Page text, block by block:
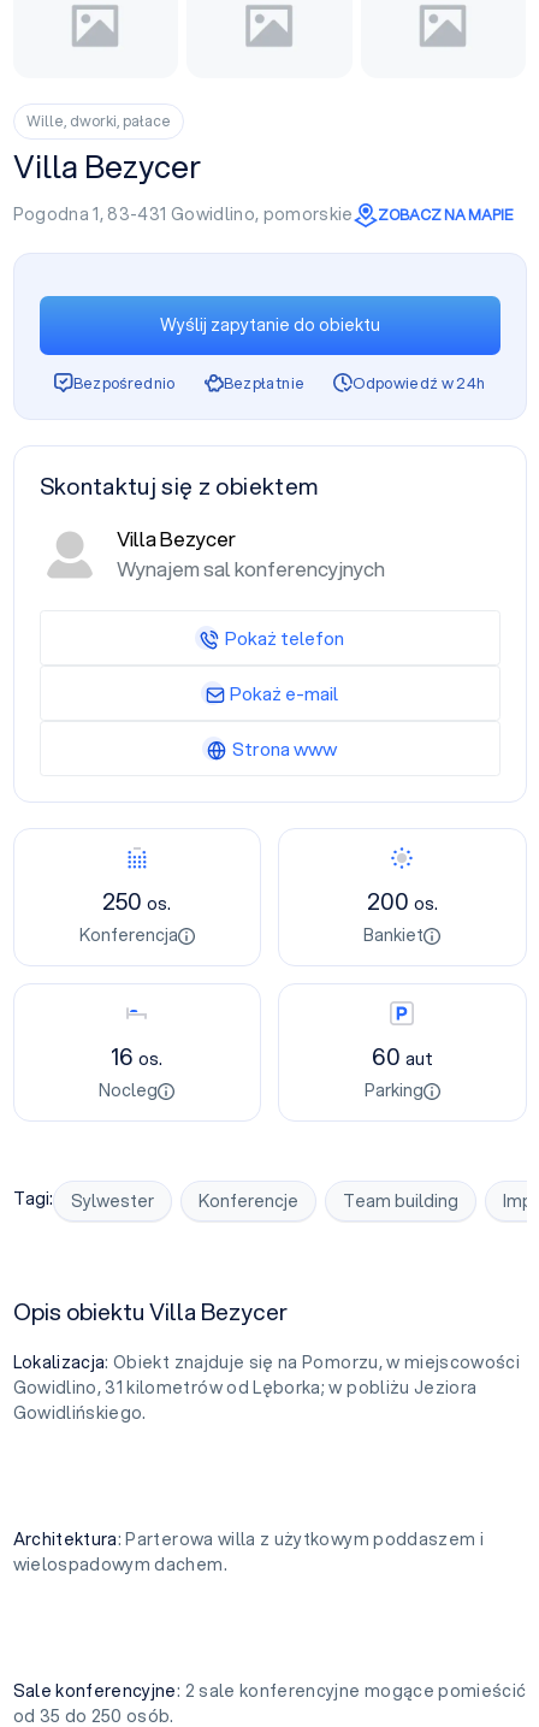
Wille, dworki, pałace
Villa Bezycer
Pogodna 1, 83-431 Gowidlino, pomorskie ZOBACZ NA MAPIE
Konferencja
250os.
Konferencja
Bankiet
200 os.
Bankiet
Nocleg
16os.
Nocleg
Parking
60 aut
Parking
Tagi: Sylwester Konferencje Team building
Opis obiektu Villa Bezycer
Lokalizacja: Obiekt znajduje się na Pomorzu, w miejscowości
Gowidlino, 31 kilometrów od Lęborka; w pobliżu Jeziora
Gowidlińskiego.
Architektura: Parterowa willa z użytkowym poddaszem i
wielospadowym dachem.
Sale konferencyjne: 2 sale konferencyjne mogące pomieścić
od 35 do 250 osób.
Wyślij zapytanie do obiektu
Bezpośrednio Bezpłatnie Odpowiedź w 24h
Skontaktuj się z obiektem
Villa Bezycer
Wynajem sal konferencyjnych
Pokaż telefon
Pokaż e-mail
Strona www